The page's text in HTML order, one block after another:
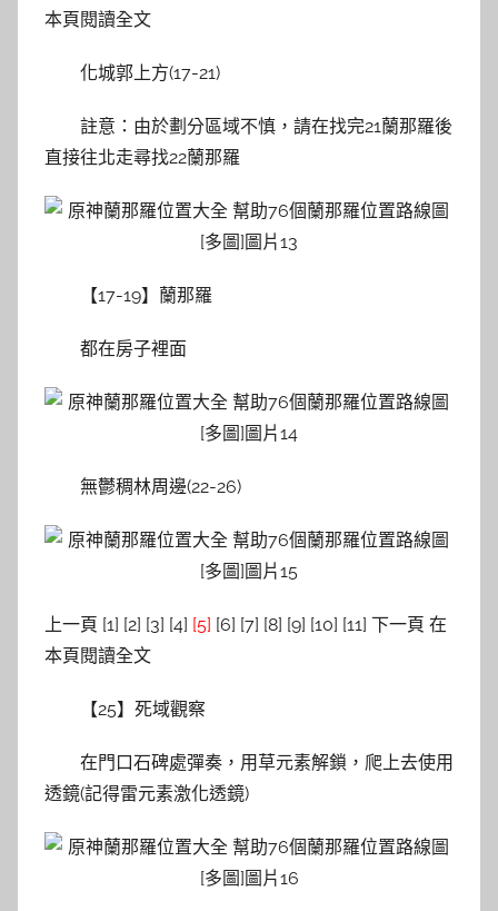
本頁閱讀全文
化城郭上方(17-21)
註意：由於劃分區域不慎，請在找完21蘭那羅後
直接往北走尋找22蘭那羅
【17-19】蘭那羅
都在房子裡面
無鬱稠林周邊(22-26)
上一頁 [1] [2] [3] [4] [5] [6] [7] [8] [9] [10] [11] 下一頁 在
本頁閱讀全文
【25】死域觀察
在門口石碑處彈奏，用草元素解鎖，爬上去使用
透鏡(記得雷元素激化透鏡)